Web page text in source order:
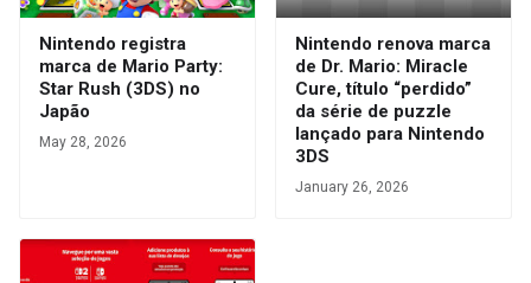
Nintendo registra
marca de Mario Party:
Star Rush (3DS) no
Japão
May 28, 2026
Nintendo renova marca
de Dr. Mario: Miracle
Cure, título “perdido”
da série de puzzle
lançado para Nintendo
3DS
January 26, 2026